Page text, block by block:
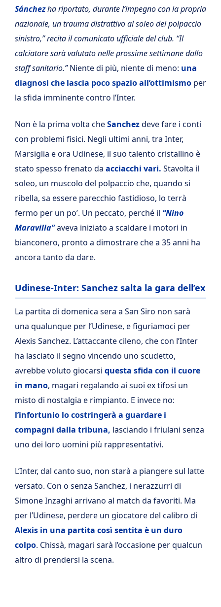
Sánchezha riportato, durante l’impegno con la propria
nazionale, un trauma distrattivo al soleo del polpaccio
sinistro,” recita il comunicato ufficiale del club. “Il
calciatore sarà valutato nelle prossime settimane dallo
staff sanitario.”Niente di più, niente di meno: una
diagnosi che lascia poco spazio all’ottimismo per
la sfida imminente contro l’Inter.
Non è la prima volta cheSanchezdeve fare i conti
con problemi fisici. Negli ultimi anni, tra Inter,
Marsiglia e ora Udinese, il suo talento cristallino è
stato spesso frenato da acciacchi vari. Stavolta il
soleo, un muscolo del polpaccio che, quando si
ribella, sa essere parecchio fastidioso, lo terrà
fermo per un po’. Un peccato, perché il “Nino
Maravilla”aveva iniziato a scaldare i motori in
bianconero, pronto a dimostrare che a 35 anni ha
ancora tanto da dare.
Udinese-Inter: Sanchez salta la gara dell’ex
La partita di domenica sera a San Siro non sarà
una qualunque per l’Udinese, e figuriamoci per
Alexis Sanchez. L’attaccante cileno, che con l’Inter
ha lasciato il segno vincendo uno scudetto,
avrebbe voluto giocarsi questa sfida con il cuore
in mano, magari regalando ai suoi ex tifosi un
misto di nostalgia e rimpianto. E invece no:
l’infortunio lo costringerà a guardare i
compagni dalla tribuna, lasciando i friulani senza
uno dei loro uomini più rappresentativi.
L’Inter, dal canto suo, non starà a piangere sul latte
versato. Con o senza Sanchez, i nerazzurri di
Simone Inzaghi arrivano al match da favoriti. Ma
per l’Udinese, perdere un giocatore del calibro di
Alexis in una partita così sentita è un duro
colpo. Chissà, magari sarà l’occasione per qualcun
altro di prendersi la scena.